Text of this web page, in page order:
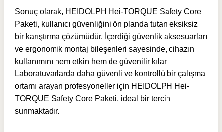
Sonuç olarak, HEIDOLPH Hei-TORQUE Safety Core
Paketi, kullanıcı güvenliğini ön planda tutan eksiksiz
bir karıştırma çözümüdür. İçerdiği güvenlik aksesuarları
ve ergonomik montaj bileşenleri sayesinde, cihazın
kullanımını hem etkin hem de güvenilir kılar.
Laboratuvarlarda daha güvenli ve kontrollü bir çalışma
ortamı arayan profesyoneller için HEIDOLPH Hei-
TORQUE Safety Core Paketi, ideal bir tercih
sunmaktadır.